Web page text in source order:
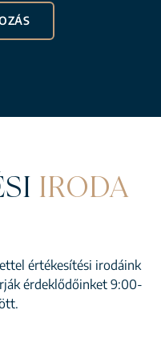
IRODA
értékesítési irodáink
érdeklődőinket 9:00-